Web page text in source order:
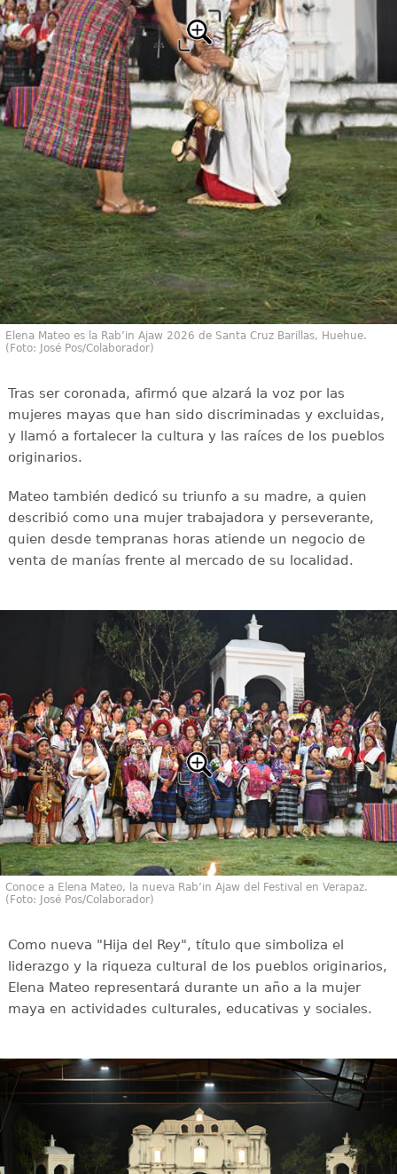
Elena Mateo es la Rab’in Ajaw 2026 de Santa Cruz Barillas, Huehue.
(Foto: José Pos/Colaborador)
Tras ser coronada, afirmó que alzará la voz por las
mujeres mayas que han sido discriminadas y excluidas,
y llamó a fortalecer la cultura y las raíces de los pueblos
originarios.
Mateo también dedicó su triunfo a su madre, a quien
describió como una mujer trabajadora y perseverante,
quien desde tempranas horas atiende un negocio de
venta de manías frente al mercado de su localidad.
Conoce a Elena Mateo, la nueva Rab’in Ajaw del Festival en Verapaz.
(Foto: José Pos/Colaborador)
Como nueva "Hija del Rey", título que simboliza el
liderazgo y la riqueza cultural de los pueblos originarios,
Elena Mateo representará durante un año a la mujer
maya en actividades culturales, educativas y sociales.